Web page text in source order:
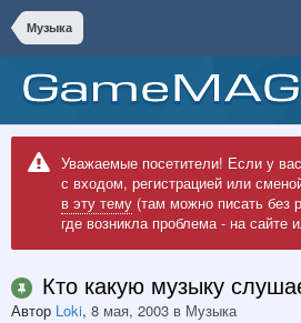
Музыка
Уважаемые посетители! Если у
с входом, регистрацией или
в эту тему (там можно писать без
где возникла проблема - на сайте
Кто какую музыку
Автор Loki, 8 мая, 2003 в Музыка